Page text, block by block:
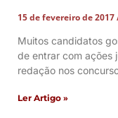
15 de fevereiro de 2017
Muitos candidatos
de entrar com ações
redação nos
Ler Artigo »